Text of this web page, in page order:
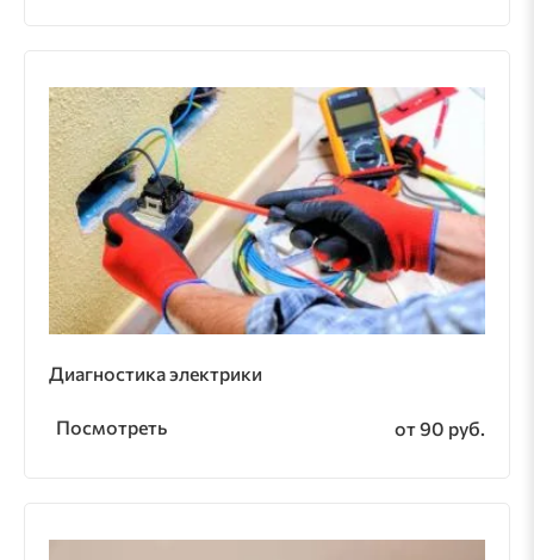
Диагностика электрики
Посмотреть от 90 руб.